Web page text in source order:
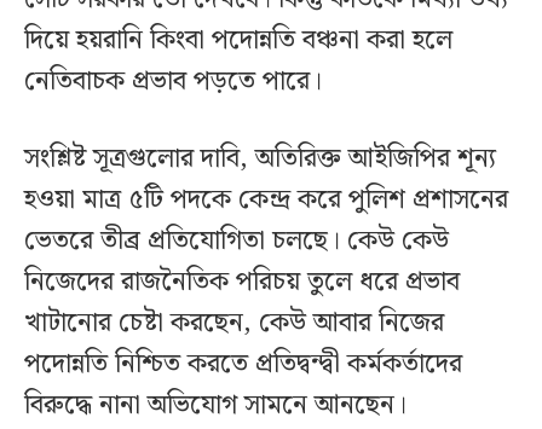
দিয়ে হয়রানি কিংবা পদোন্নতি বঞ্চনা করা হলে
নেতিবাচক প্রভাব পড়তে পারে।
সংশ্লিষ্ট সূত্রগুলোর দাবি, অতিরিক্ত আইজিপির শূন্য
হওয়া মাত্র ৫টি পদকে কেন্দ্র করে পুলিশ প্রশাসনের
ভেতরে তীব্র প্রতিযোগিতা চলছে। কেউ কেউ
নিজেদের রাজনৈতিক পরিচয় তুলে ধরে প্রভাব
খাটানোর চেষ্টা করছেন, কেউ আবার নিজের
পদোন্নতি নিশ্চিত করতে প্রতিদ্বন্দ্বী কর্মকর্তাদের
বিরুদ্ধে নানা অভিযোগ সামনে আনছেন।